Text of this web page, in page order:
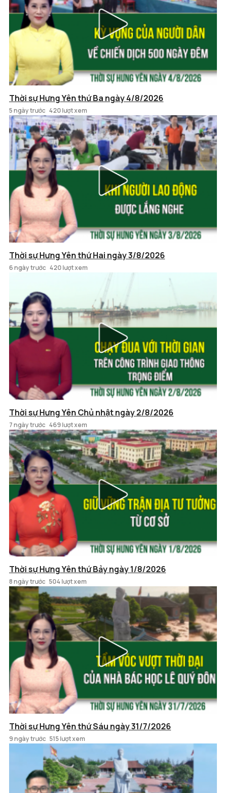
Thời sự Hưng Yên thứ Ba ngày 4/8/2026
5 ngày trước 420 lượt xem
Thời sự Hưng Yên thứ Hai ngày 3/8/2026
6 ngày trước 420 lượt xem
Thời sự Hưng Yên Chủ nhật ngày 2/8/2026
7 ngày trước 469 lượt xem
Thời sự Hưng Yên thứ Bảy ngày 1/8/2026
8 ngày trước 504 lượt xem
Thời sự Hưng Yên thứ Sáu ngày 31/7/2026
9 ngày trước 515 lượt xem